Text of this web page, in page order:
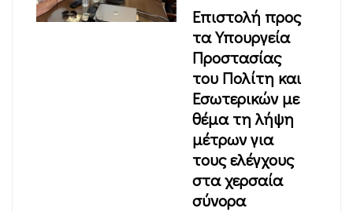
Επιστολή προς
τα Υπουργεία
Προστασίας
του Πολίτη και
Εσωτερικών με
θέμα τη λήψη
μέτρων για
τους ελέγχους
στα χερσαία
σύνορα